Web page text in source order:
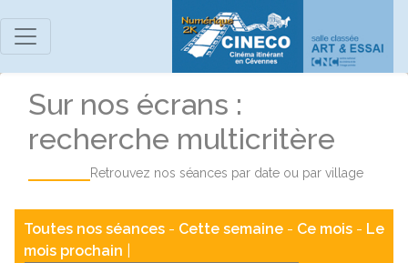
Sur nos écrans :
recherche multicritère
Retrouvez nos séances par date ou par village
Toutes nos séances - Cette semaine - Ce mois - Le
mois prochain